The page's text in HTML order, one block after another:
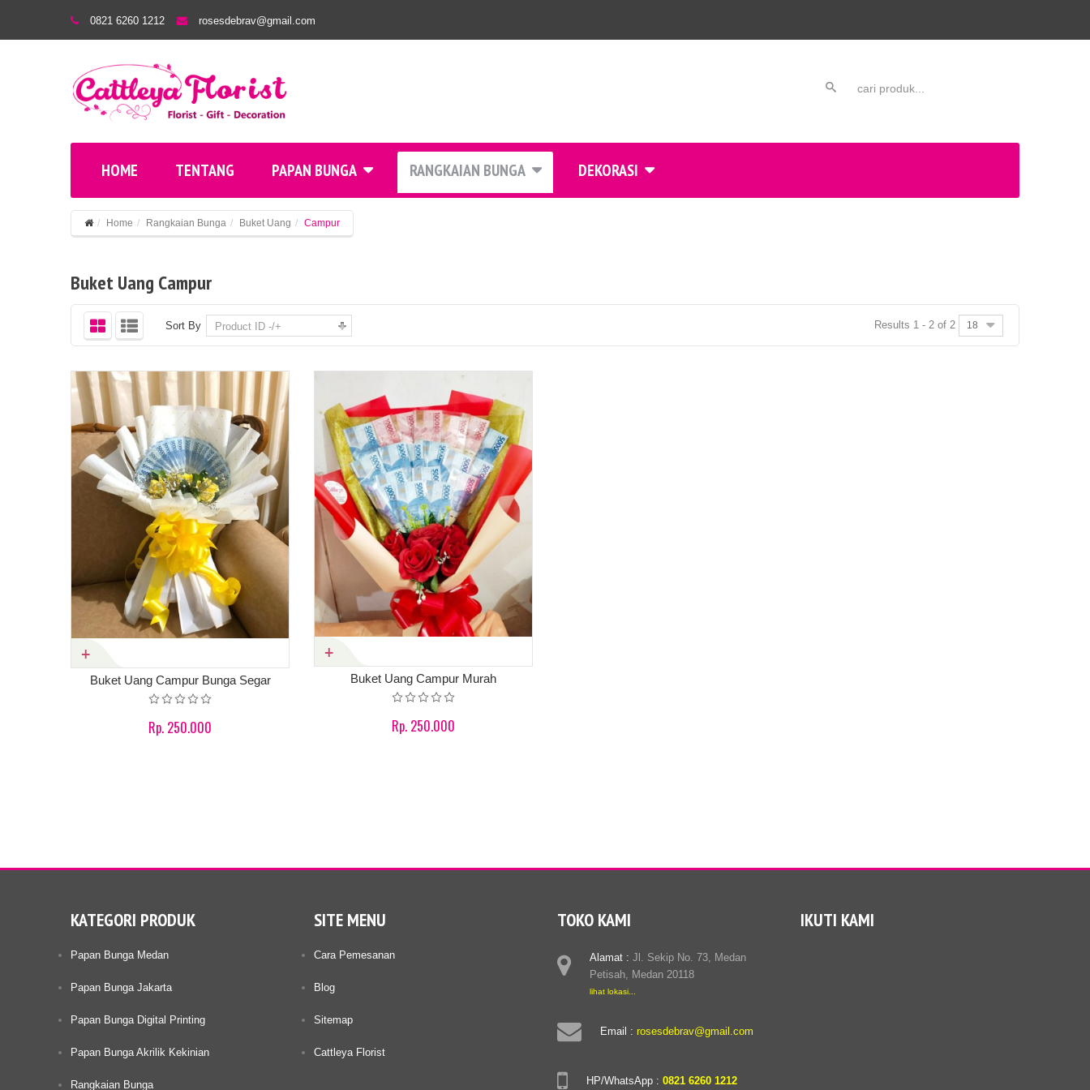
0821 6260 1212 rosesdebrav@gmail.com
HOME TENTANG PAPAN BUNGA RANGKAIAN BUNGA DEKORASI
Home Rangkaian Bunga Buket Uang Campur
Buket Uang Campur
Sort By Product ID -/+ Results 1 - 2 of 2 18
Buket Uang Campur Bunga Segar
Rp. 250.000
Buket Uang Campur Murah
Rp. 250.000
KATEGORI PRODUK
Papan Bunga Medan
Papan Bunga Jakarta
Papan Bunga Digital Printing
Papan Bunga Akrilik Kekinian
Rangkaian Bunga
SITE MENU
Cara Pemesanan
Blog
Sitemap
Cattleya Florist
TOKO KAMI
Alamat : Jl. Sekip No. 73, Medan
Petisah, Medan 20118
lihat lokasi...
Email : rosesdebrav@gmail.com
HP/WhatsApp : 0821 6260 1212
IKUTI KAMI